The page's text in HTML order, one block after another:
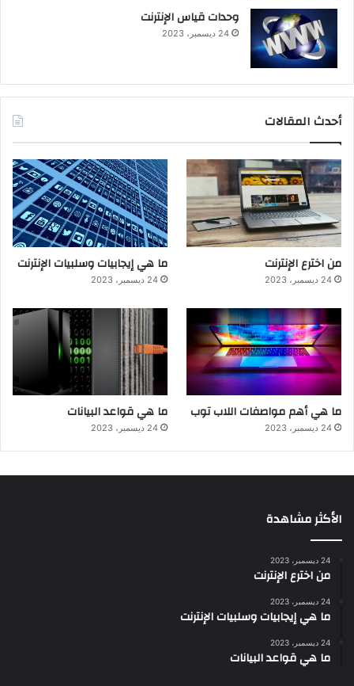
وحدات قياس الإنترنت
24 ديسمبر، 2023
أحدث المقالات
من اخترع الإنترنت
24 ديسمبر، 2023
ما هي إيجابيات وسلبيات الإنترنت
24 ديسمبر، 2023
ما هي أهم مواصفات اللاب توب
24 ديسمبر، 2023
ما هي قواعد البيانات
24 ديسمبر، 2023
الأكثر مشاهدة
24 ديسمبر، 2023
من اخترع الإنترنت
24 ديسمبر، 2023
ما هي إيجابيات وسلبيات الإنترنت
24 ديسمبر، 2023
ما هي قواعد البيانات